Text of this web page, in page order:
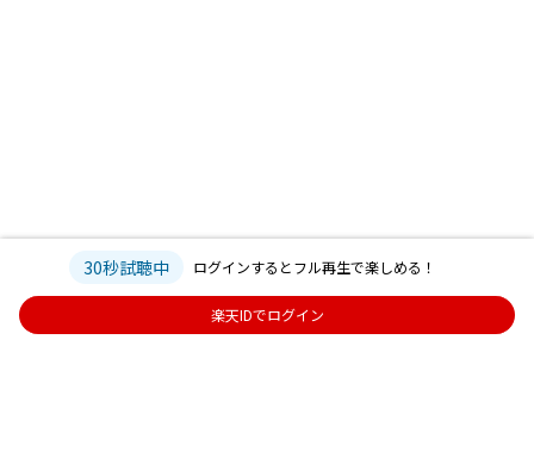
30秒試聴中 ログインするとフル再生で楽しめる！
楽天IDでログイン